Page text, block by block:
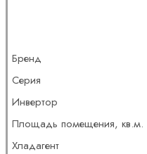
Бренд
Серия
Инвертор
Площадь помещения, кв.м.
Хладагент